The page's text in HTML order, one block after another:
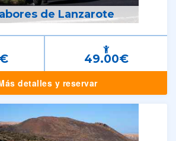
de Lanzarote
49.00€
detalles y reservar